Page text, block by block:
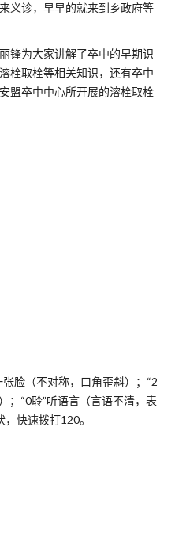
义诊，早早的就来到乡政府等
锋为大家讲解了卒中的早期识
栓取栓等相关知识，还有卒中
盟卒中中心所开展的溶栓取栓
脸（不对称，口角歪斜）；“2
；“0聆”听语言（言语不清，表
快速拨打120。